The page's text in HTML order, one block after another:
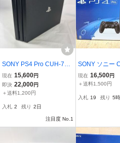
SONY PS4 Pro CUH-710
0B ブラック 本体 動作確
認済 初期化済 1TB PlaySt
ation4 PS4Pro
現在 15,600円
即決 22,000円
＋送料1,200円
入札 2 残り 2日
注目度 No.1
SONY ソニー
B PlayStation4
プレイステーシ
4
現在 16,500円
＋送料1,500円
入札 19 残り 5